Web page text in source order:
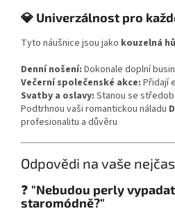
💎 Univerzálnost pro
Tyto náušnice jsou jako kouzelná
Denní nošení: Dokonale doplní
Večerní společenské akce: Přidají
Svatby a oslavy: Stanou se
Podtrhnou vaši romantickou náladu
profesionalitu a důvěru
Odpovědi na vaše
❓ "Nebudou perly
staromódně?"